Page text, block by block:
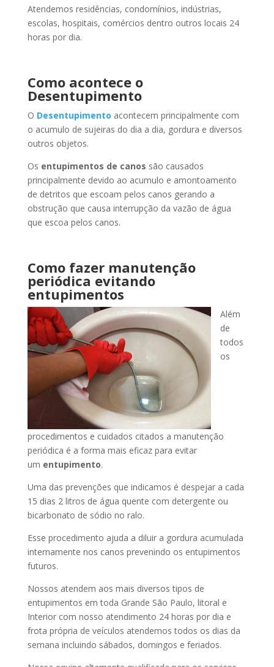
Atendemos residências, condomínios, indústrias,
escolas, hospitais, comércios dentro outros locais 24
horas por dia.
Como acontece o
Desentupimento
O Desentupimento acontecem principalmente com
o acumulo de sujeiras do dia a dia, gordura e diversos
outros objetos.
Os entupimentos de canos são causados
principalmente devido ao acumulo e amontoamento
de detritos que escoam pelos canos gerando a
obstrução que causa interrupção da vazão de água
que escoa pelos canos.
Como fazer manutenção
periódica evitando
entupimentos
Além
de
todos
os
procedimentos e cuidados citados a manutenção
periódica é a forma mais eficaz para evitar
um entupimento.
Uma das prevenções que indicamos é despejar a cada
15 dias 2 litros de água quente com detergente ou
bicarbonato de sódio no ralo.
Esse procedimento ajuda a diluir a gordura acumulada
internamente nos canos prevenindo os entupimentos
futuros.
Nossos atendem aos mais diversos tipos de
entupimentos em toda Grande São Paulo, litoral e
Interior com nosso atendimento 24 horas por dia e
frota própria de veículos atendemos todos os dias da
semana incluindo sábados, domingos e feriados.